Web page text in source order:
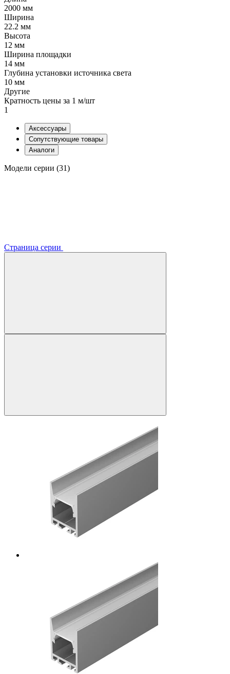
2000 мм
Ширина
22.2 мм
Высота
12 мм
Ширина площадки
14 мм
Глубина установки источника света
10 мм
Другие
Кратность цены за 1 м/шт
1
Аксессуары
Сопутствующие товары
Аналоги
Модели серии (31)
Страница серии